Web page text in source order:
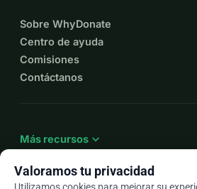
Sobre WhyDonate
Centro de ayuda
Comisiones
Contáctanos
Más recursos expand_more
Valoramos tu privacidad